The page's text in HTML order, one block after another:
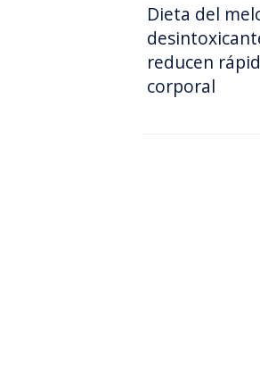
Dieta del
reducen
corporal